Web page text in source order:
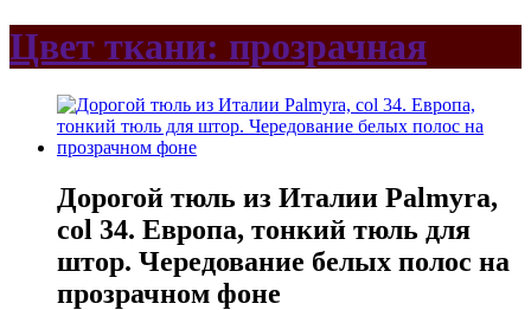
Цвет ткани: прозрачная
Дорогой тюль из Италии Palmyra,
col 34. Европа, тонкий тюль для
штор. Чередование белых полос на
прозрачном фоне